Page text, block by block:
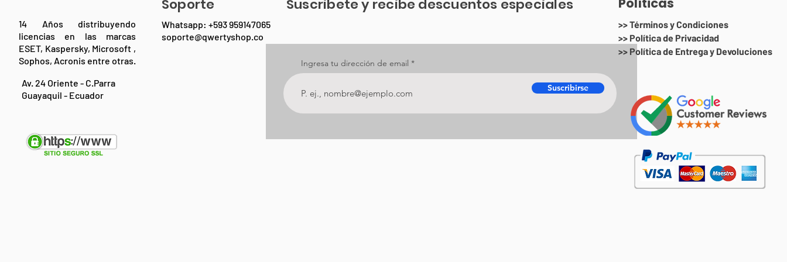
14 Años distribuyendo
licencias en las marcas
ESET, Kaspersky, Microsoft ,
Sophos, Acronis entre otras.
Av. 24 Oriente - C.Parra
Guayaquil - Ecuador
Ingresa tu dirección de email
Suscribirse
>> Términos y Condiciones
>> Política de Privacidad
>> Política de Entrega y Devoluciones
Soporte
Whatsapp: +593 959147065
soporte@qwertyshop.co
Suscribete y recibe descuentos especiales